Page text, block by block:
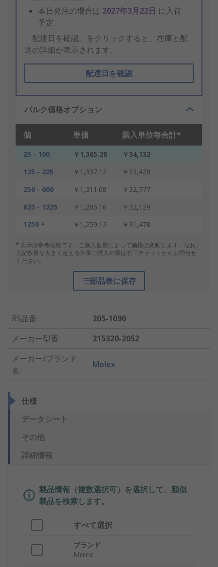
本日発注の場合は 2027年3月22日 に入荷
予定
「配達日を確認」をクリックすると、在庫と配
送の詳細が表示されます。
配達日を確認
バルク価格オプション
個 単価 購入単位毎合計*
25 - 100 ￥1,365.28
￥34,132
125 - 225
￥1,337.12
￥33,428
250 - 600
￥1,311.08
￥32,777
625 - 1225
￥1,285.16
￥32,129
1250 +
￥1,259.12 ￥31,478
* 表示は参考価格です。ご購入数量によって価格は変動します。なお、
上記数量を大きく超える大量ご購入の際は右下チャットからお問合せ
ください。
部品表に保存
RS品番:
205-1090
メーカー型番:
215320-2052
メーカー/ブランド
名:
Molex
仕様
データシート
その他
詳細情報
製品情報（複数選択可）を選択して、類似
製品を検索します。
すべて選択
ブランド
Molex